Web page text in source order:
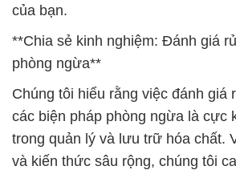
của bạn.
**Chia sẻ kinh nghiệm: Đánh giá
phòng ngừa**
Chúng tôi hiểu rằng việc đánh giá
các biện pháp phòng ngừa là cực
trong quản lý và lưu trữ hóa chất.
và kiến thức sâu rộng, chúng tôi